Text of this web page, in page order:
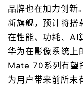
品牌也在加力创
新旗舰，预计将搭
在性能、功耗、AI
华为在影像系统上
Mate 70系列有望
为用户带来前所未